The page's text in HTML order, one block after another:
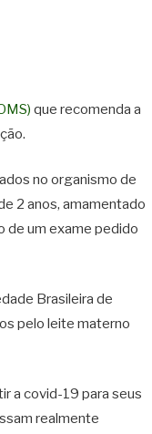
que recomenda a
no organismo de
2 anos, amamentado
de um exame pedido
Brasileira de
pelo leite materno
a covid-19 para seus
realmente